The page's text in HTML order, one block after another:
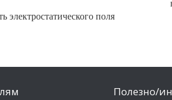
электростатического поля
Полезно/